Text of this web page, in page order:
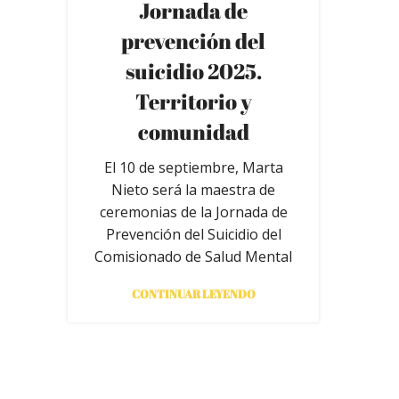
Jornada de
prevención del
suicidio 2025.
Territorio y
comunidad
El 10 de septiembre, Marta
Nieto será la maestra de
ceremonias de la Jornada de
Prevención del Suicidio del
Comisionado de Salud Mental
CONTINUAR LEYENDO